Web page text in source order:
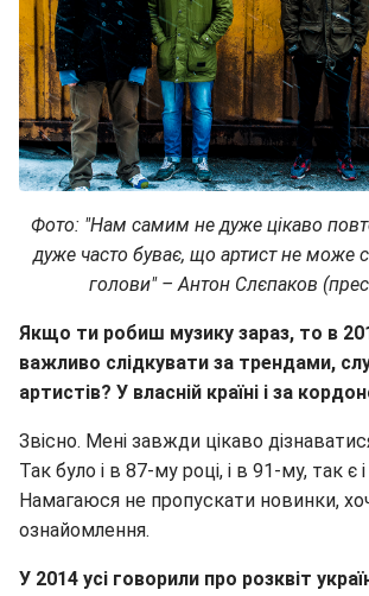
Фото: "Нам самим не дуже цікаво
дуже часто буває, що артист не може
голови" – Антон Слєпаков
Якщо ти робиш музику зараз, то в
важливо слідкувати за трендами,
артистів? У власній країні і за
Звісно. Мені завжди цікаво
Так було і в 87-му році, і в 91-му, так є
Намагаюся не пропускати новинки,
ознайомлення.
У 2014 усі говорили про розквіт